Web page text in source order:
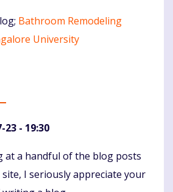
Bathroom Remodeling
University
23 - 19:30
at a handful of the blog posts
I seriously appreciate your